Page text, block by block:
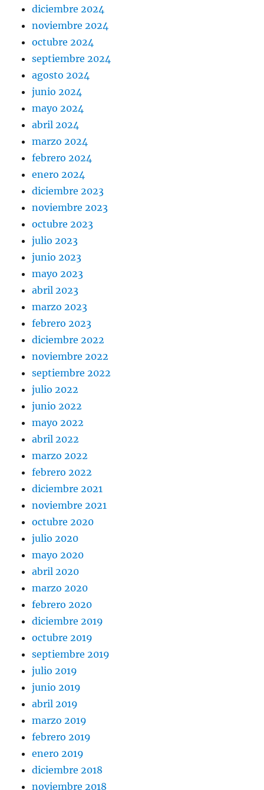
diciembre 2024
noviembre 2024
octubre 2024
septiembre 2024
agosto 2024
junio 2024
mayo 2024
abril 2024
marzo 2024
febrero 2024
enero 2024
diciembre 2023
noviembre 2023
octubre 2023
julio 2023
junio 2023
mayo 2023
abril 2023
marzo 2023
febrero 2023
diciembre 2022
noviembre 2022
septiembre 2022
julio 2022
junio 2022
mayo 2022
abril 2022
marzo 2022
febrero 2022
diciembre 2021
noviembre 2021
octubre 2020
julio 2020
mayo 2020
abril 2020
marzo 2020
febrero 2020
diciembre 2019
octubre 2019
septiembre 2019
julio 2019
junio 2019
abril 2019
marzo 2019
febrero 2019
enero 2019
diciembre 2018
noviembre 2018